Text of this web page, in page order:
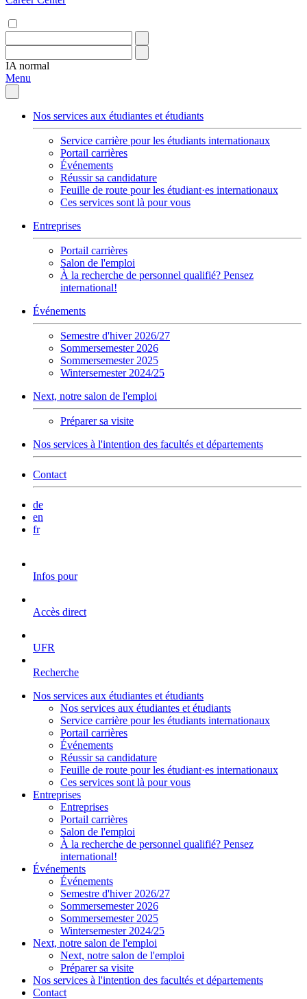
IA normal
Menu
Nos services aux étudiantes et étudiants
Service carrière pour les étudiants internationaux
Portail carrières
Événements
Réussir sa candidature
Feuille de route pour les étudiant·es internationaux
Ces services sont là pour vous
Entreprises
Portail carrières
Salon de l'emploi
À la recherche de personnel qualifié? Pensez
international!
Événements
Semestre d'hiver 2026/27
Sommersemester 2026
Sommersemester 2025
Wintersemester 2024/25
Next, notre salon de l'emploi
Préparer sa visite
Nos services à l'intention des facultés et départements
Contact
de
en
fr
Infos pour
Accès direct
UFR
Recherche
Nos services aux étudiantes et étudiants
Nos services aux étudiantes et étudiants
Service carrière pour les étudiants internationaux
Portail carrières
Événements
Réussir sa candidature
Feuille de route pour les étudiant·es internationaux
Ces services sont là pour vous
Entreprises
Entreprises
Portail carrières
Salon de l'emploi
À la recherche de personnel qualifié? Pensez
international!
Événements
Événements
Semestre d'hiver 2026/27
Sommersemester 2026
Sommersemester 2025
Wintersemester 2024/25
Next, notre salon de l'emploi
Next, notre salon de l'emploi
Préparer sa visite
Nos services à l'intention des facultés et départements
Contact